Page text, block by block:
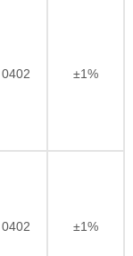
0402 ±1%
0402 ±1%